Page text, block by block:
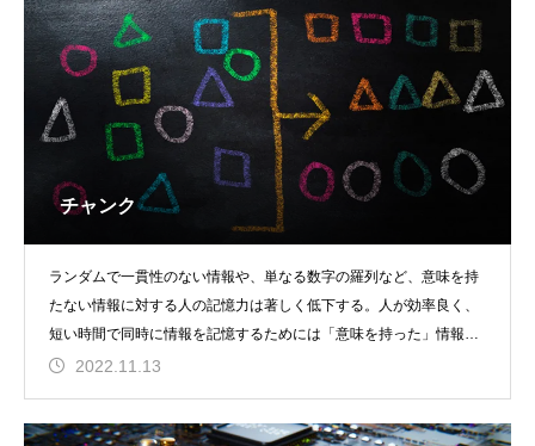
チャンク
ランダムで一貫性のない情報や、単なる数字の羅列など、意味を持
たない情報に対する人の記憶力は著しく低下する。人が効率良く、
短い時間で同時に情報を記憶するためには「意味を持った」情報と
して処理することが重
2022.11.13